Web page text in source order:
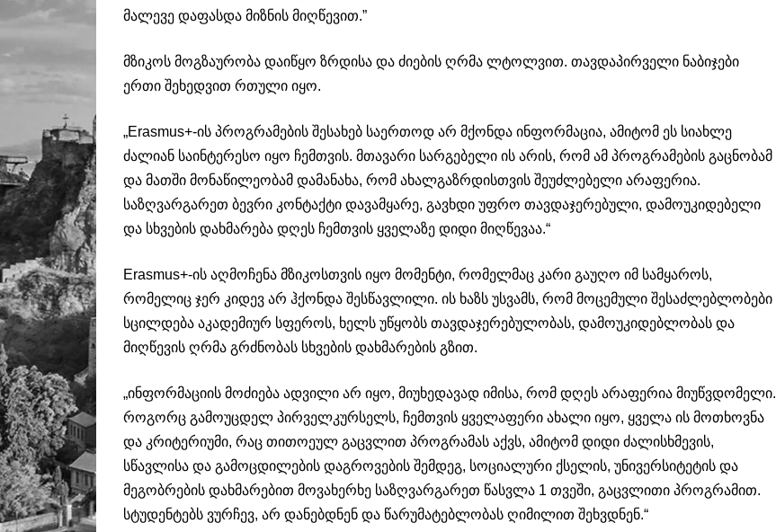
მალევე დაფასდა მიზნის მიღწევით.”
მზიკოს მოგზაურობა დაიწყო ზრდისა და ძიების ღრმა ლტოლვით. თავდაპირველი ნაბიჯები
ერთი შეხედვით რთული იყო.
„Erasmus+-ის პროგრამების შესახებ საერთოდ არ მქონდა ინფორმაცია, ამიტომ ეს სიახლე
ძალიან საინტერესო იყო ჩემთვის. მთავარი სარგებელი ის არის, რომ ამ პროგრამების გაცნობამ
და მათში მონაწილეობამ დამანახა, რომ ახალგაზრდისთვის შეუძლებელი არაფერია.
საზღვარგარეთ ბევრი კონტაქტი დავამყარე, გავხდი უფრო თავდაჯერებული, დამოუკიდებელი
და სხვების დახმარება დღეს ჩემთვის ყველაზე დიდი მიღწევაა.“
Erasmus+-ის აღმოჩენა მზიკოსთვის იყო მომენტი, რომელმაც კარი გაუღო იმ სამყაროს,
რომელიც ჯერ კიდევ არ ჰქონდა შესწავლილი. ის ხაზს უსვამს, რომ მოცემული შესაძლებლობები
სცილდება აკადემიურ სფეროს, ხელს უწყობს თავდაჯერებულობას, დამოუკიდებლობას და
მიღწევის ღრმა გრძნობას სხვების დახმარების გზით.
„ინფორმაციის მოძიება ადვილი არ იყო, მიუხედავად იმისა, რომ დღეს არაფერია მიუწვდომელი.
როგორც გამოუცდელ პირველკურსელს, ჩემთვის ყველაფერი ახალი იყო, ყველა ის მოთხოვნა
და კრიტერიუმი, რაც თითოეულ გაცვლით პროგრამას აქვს, ამიტომ დიდი ძალისხმევის,
სწავლისა და გამოცდილების დაგროვების შემდეგ, სოციალური ქსელის, უნივერსიტეტის და
მეგობრების დახმარებით მოვახერხე საზღვარგარეთ წასვლა 1 თვეში, გაცვლითი პროგრამით.
სტუდენტებს ვურჩევ, არ დანებდნენ და წარუმატებლობას ღიმილით შეხვდნენ.“